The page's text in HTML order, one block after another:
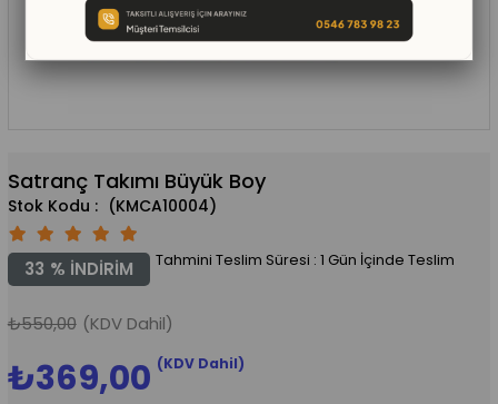
Satranç Takımı Büyük Boy
(KMCA10004)
%
33 İNDIRIM
₺550,00 (KDV Dahil)
₺369,00 (KDV Dahil)
Tahmini Teslim Süresi : 1 Gün İçinde Teslim